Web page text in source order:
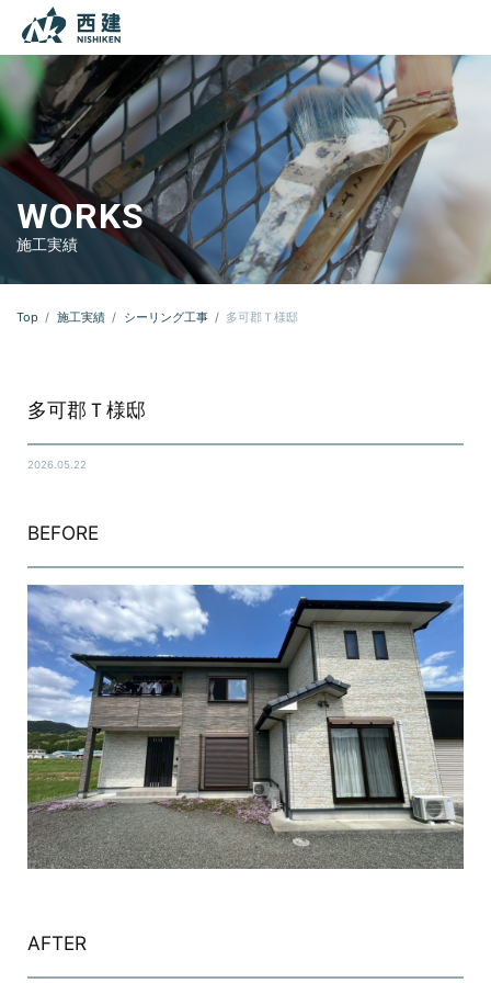
本文までスキップする
WORKS
施工実績
Top 施工実績 シーリング工事 多可郡Ｔ様邸
多可郡Ｔ様邸
2026.05.22
BEFORE
AFTER